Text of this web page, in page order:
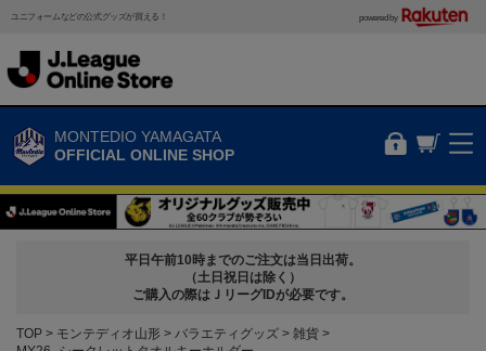
ユニフォームなどの公式グッズが買える！ powered by
MONTEDIO YAMAGATA
OFFICIAL ONLINE SHOP
平日午前10時までのご注文は当日出荷。
（土日祝日は除く）
ご購入の際はＪリーグIDが必要です。
TOP モンテディオ山形 バラエティグッズ
雑貨